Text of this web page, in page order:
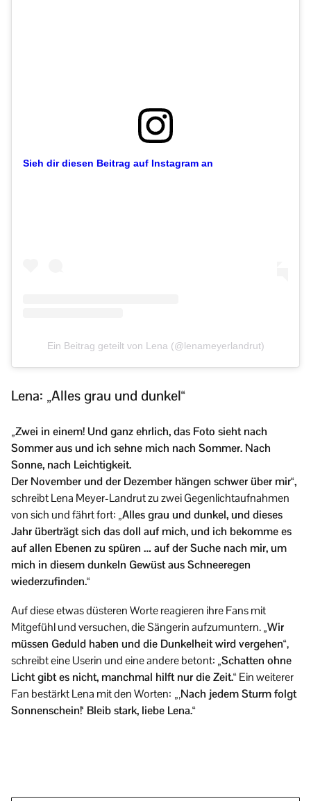
Sieh dir diesen Beitrag auf Instagram an
Ein Beitrag geteilt von Lena (@lenameyerlandrut)
Lena: „Alles grau und dunkel“
„Zwei in einem! Und ganz ehrlich, das Foto sieht nach
Sommer aus und ich sehne mich nach Sommer. Nach
Sonne, nach Leichtigkeit.
Der November und der Dezember hängen schwer über mir“,
schreibt Lena Meyer-Landrut zu zwei Gegenlichtaufnahmen
von sich und fährt fort: „Alles grau und dunkel, und dieses
Jahr überträgt sich das doll auf mich, und ich bekomme es
auf allen Ebenen zu spüren … auf der Suche nach mir, um
mich in diesem dunkeln Gewüst aus Schneeregen
wiederzufinden.“
Auf diese etwas düsteren Worte reagieren ihre Fans mit
Mitgefühl und versuchen, die Sängerin aufzumuntern.„Wir
müssen Geduld haben und die Dunkelheit wird vergehen“,
schreibt eine Userin und eine andere betont: „Schatten ohne
Licht gibt es nicht, manchmal hilft nur die Zeit.“Ein weiterer
Fan bestärkt Lena mit den Worten: „‚Nach jedem Sturm folgt
Sonnenschein!‘ Bleib stark, liebe Lena.“